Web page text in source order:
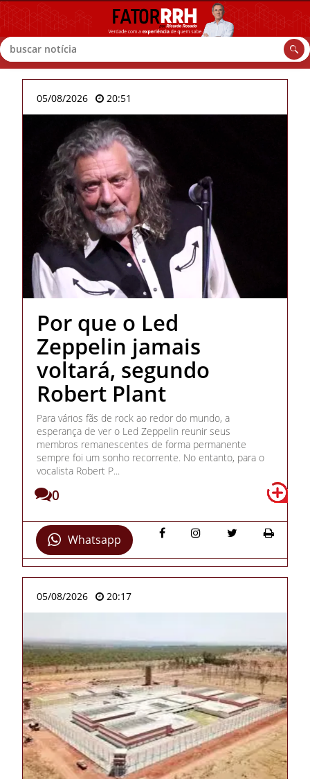
Buscar
05/08/2026 20:51
Por que o Led
Zeppelin jamais
voltará, segundo
Robert Plant
Para vários fãs de rock ao redor do mundo, a
esperança de ver o Led Zeppelin reunir seus
membros remanescentes de forma permanente
sempre foi um sonho recorrente. No entanto, para o
vocalista Robert P...
0
Whatsapp
05/08/2026 20:17